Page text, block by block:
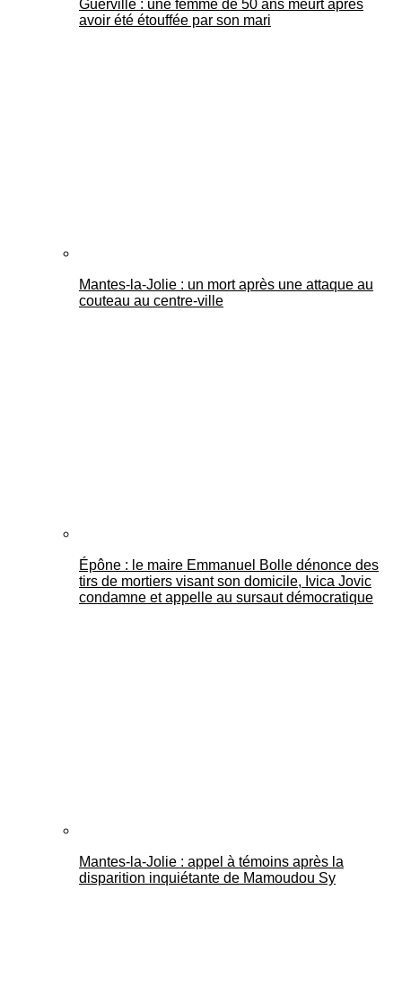
Guerville : une femme de 50 ans meurt après
avoir été étouffée par son mari
Mantes-la-Jolie : un mort après une attaque au
couteau au centre-ville
Épône : le maire Emmanuel Bolle dénonce des
tirs de mortiers visant son domicile, Ivica Jovic
condamne et appelle au sursaut démocratique
Mantes-la-Jolie : appel à témoins après la
disparition inquiétante de Mamoudou Sy